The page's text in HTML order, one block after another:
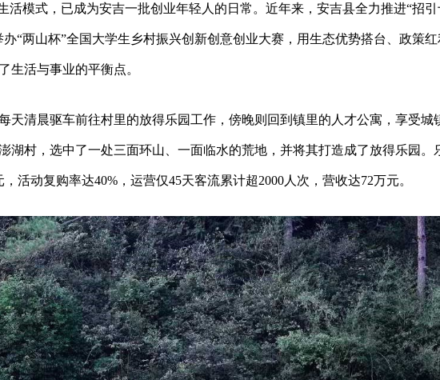
活模式，已成为安吉一批创业年轻人的日常。近年来，安吉县全力推进“招
“两山杯”全国大学生乡村振兴创新创意创业大赛，用生态优势搭台、政策
生活与事业的平衡点。
天清晨驱车前往村里的放得乐园工作，傍晚则回到镇里的人才公寓，享受城
湖村，选中了一处三面环山、一面临水的荒地，并将其打造成了放得乐园。
活动复购率达40%，运营仅45天客流累计超2000人次，营收达72万元。